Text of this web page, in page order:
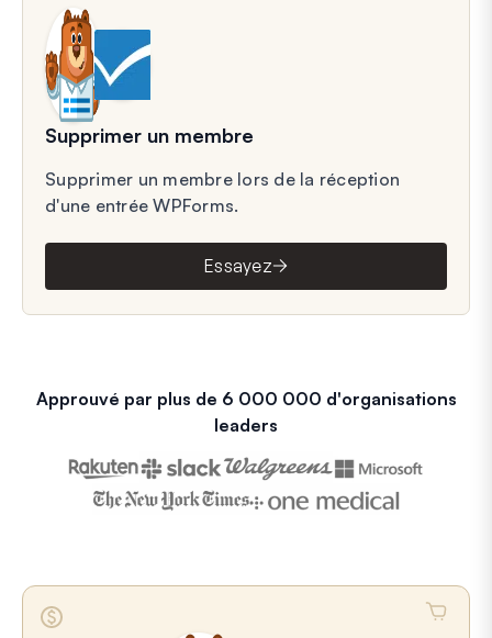
Supprimer un membre
Supprimer un membre lors de la réception
d'une entrée WPForms.
Essayez
Approuvé par plus de 6 000 000 d'organisations
leaders